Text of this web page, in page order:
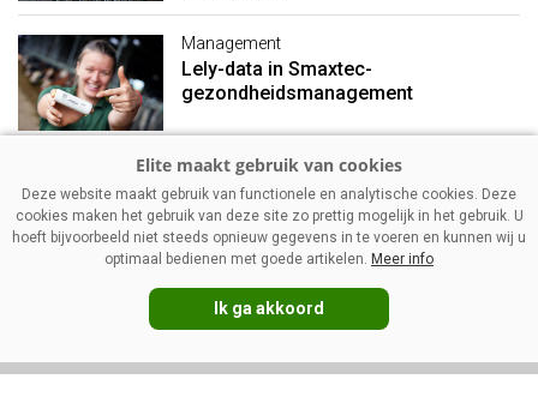
Management
Lely-data in Smaxtec-
gezondheidsmanagement
Management
Mager melkpoeder: stevigere
prijzen ondanks vakantietijd
Deze website maakt gebruik van functionele en analytische cookies. Deze
cookies maken het gebruik van deze site zo prettig mogelijk in het gebruik. U
hoeft bijvoorbeeld niet steeds opnieuw gegevens in te voeren en kunnen wij u
optimaal bedienen met goede artikelen. Meer info
Ik ga akkoord